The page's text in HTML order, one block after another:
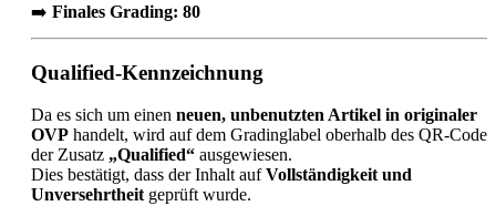
➡️ Finales Grading: 80
Qualified-Kennzeichnung
Da es sich um einen neuen, unbenutzten Artikel in originaler
OVP handelt, wird auf dem Gradinglabel oberhalb des QR-Codes
der Zusatz „Qualified“ ausgewiesen.
Dies bestätigt, dass der Inhalt aufVollständigkeit und
Unversehrtheit geprüft wurde.